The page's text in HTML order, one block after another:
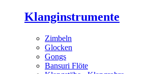
Klanginstrumente
Zimbeln
Glocken
Gongs
Bansuri Flöte